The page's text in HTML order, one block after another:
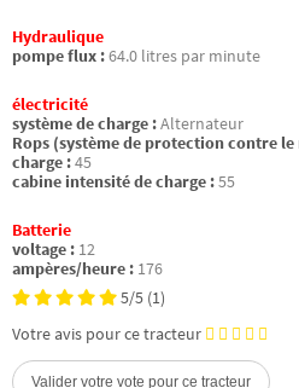
Hydraulique
pompe flux :64.0 litres par minute
électricité
système de charge :Alternateur
Rops (système de protection contre
charge :45
cabine intensité de charge :55
Batterie
voltage : 12
ampères/heure : 176
5/5 (1)
Votre avis pour ce tracteur